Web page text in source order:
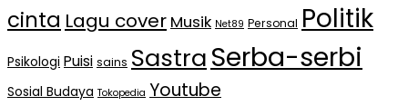
cinta Lagu cover Musik Net89 Personal Politik
Psikologi Puisi sains SastraSerba-serbi
Sosial Budaya Tokopedia Youtube